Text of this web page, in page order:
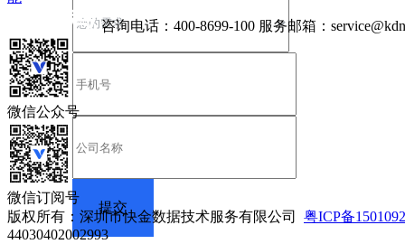
咨询电话： 400-8699-100 服务邮箱：
微信公众号
微信订阅号
版权所有：深圳市快金数据技术服务有限公司 粤ICP备
44030402002993